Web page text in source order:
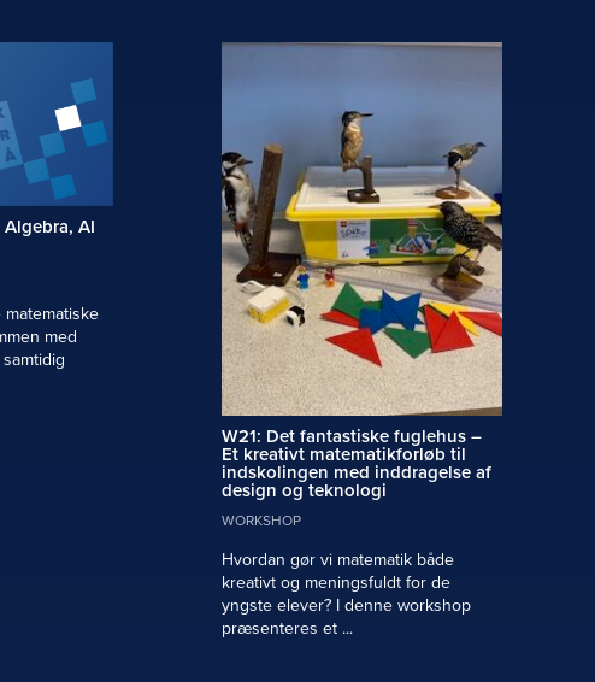
AI
med
W21: Det fantastiske fuglehus –
Et kreativt matematikforløb til
indskolingen med inddragelse af
design og teknologi
WORKSHOP
Hvordan gør vi matematik både
kreativt og meningsfuldt for de
yngste elever? I denne workshop
præsenteres et ...